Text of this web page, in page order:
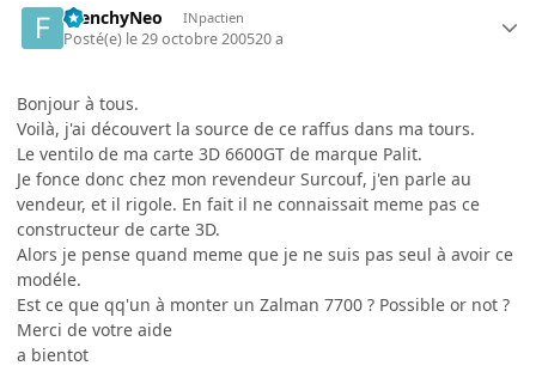
FrenchyNeo INpactien
Posté(e) le 29 octobre 200520 a
Bonjour à tous.
Voilà, j'ai découvert la source de ce raffus dans ma tours.
Le ventilo de ma carte 3D 6600GT de marque Palit.
Je fonce donc chez mon revendeur Surcouf, j'en parle au
vendeur, et il rigole. En fait il ne connaissait meme pas ce
constructeur de carte 3D.
Alors je pense quand meme que je ne suis pas seul à avoir ce
modéle.
Est ce que qq'un à monter un Zalman 7700 ? Possible or not ?
Merci de votre aide
a bientot